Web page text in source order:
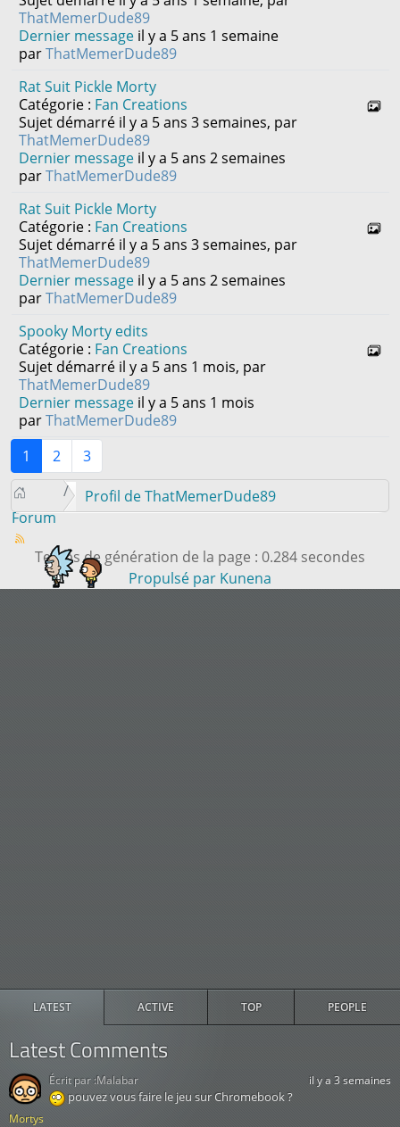
LATEST ACTIVE TOP PEOPLE
Latest Comments
Mortys
il y a 3 semaines
pouvez vous faire le jeu sur Chromebook ?
Écrit par :Malabar
ThatMemerDude89
Dernier message il y a 5 ans 1 semaine
parThatMemerDude89
Rat Suit Pickle Morty
Catégorie : Fan Creations
Sujet démarré il y a 5 ans 3 semaines, par
ThatMemerDude89
Dernier message il y a 5 ans 2 semaines
parThatMemerDude89
Rat Suit Pickle Morty
Catégorie : Fan Creations
Sujet démarré il y a 5 ans 3 semaines, par
ThatMemerDude89
Dernier message il y a 5 ans 2 semaines
parThatMemerDude89
Spooky Morty edits
Catégorie : Fan Creations
Sujet démarré il y a 5 ans 1 mois, par
ThatMemerDude89
Dernier message il y a 5 ans 1 mois
parThatMemerDude89
1
2 3
Forum
Profil de ThatMemerDude89
Temps de génération de la page : 0.284 secondes
Propulsé par Kunena